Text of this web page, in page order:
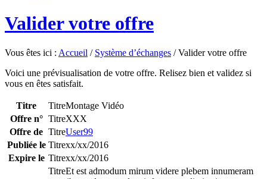
Valider votre offre
Vous êtes ici : Accueil / Système d’échanges / Valider votre offre
Voici une prévisualisation de votre offre. Relisez bien et validez si
vous en êtes satisfait.
Titre
Montage Vidéo
Offre n°
XXX
Offre de
User99
Publiée le
xx/xx/2016
Expire le
xx/xx/2016
Et est admodum mirum videre plebem innumeram